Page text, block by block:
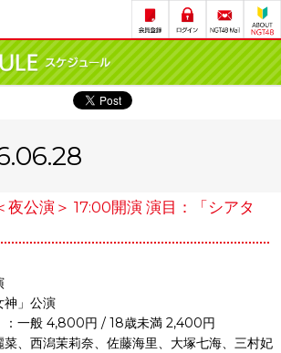
夜公演＞ 17:00開演 演目：「シアタ
神」公演
：一般 4,800円 / 18歳未満 2,400円
、西潟茉莉奈、佐藤海里、大塚七海、三村妃